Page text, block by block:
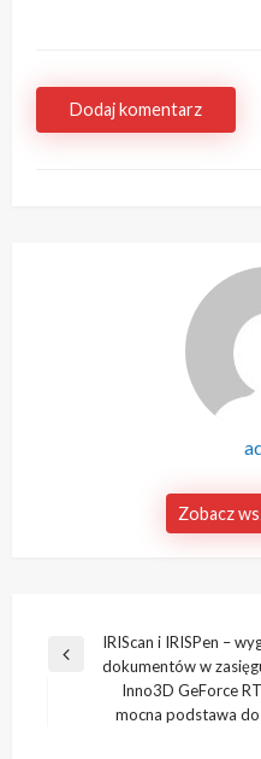
Dodaj komentarz
Zobacz
Nawigacja
wpisu
Poprzedni
IRIScan i IRISPen –
dokumentów w
Następny
Inno3D GeForce
mocna podstawa